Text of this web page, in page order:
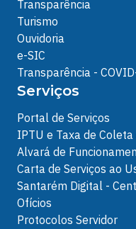
Transparência
Turismo
Ouvidoria
e-SIC
Transparência -
Serviços
Portal de Serviços
IPTU e Taxa de Coleta
Alvará de
Carta de Serviços ao
Santarém Digital -
Ofícios
Protocolos Servidor